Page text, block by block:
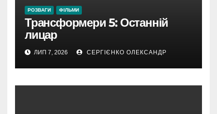
РОЗВАГИ ФІЛЬМИ
Трансформери 5: Останній
лицар
ЛИП 7, 2026 СЕРГІЄНКО ОЛЕКСАНДР